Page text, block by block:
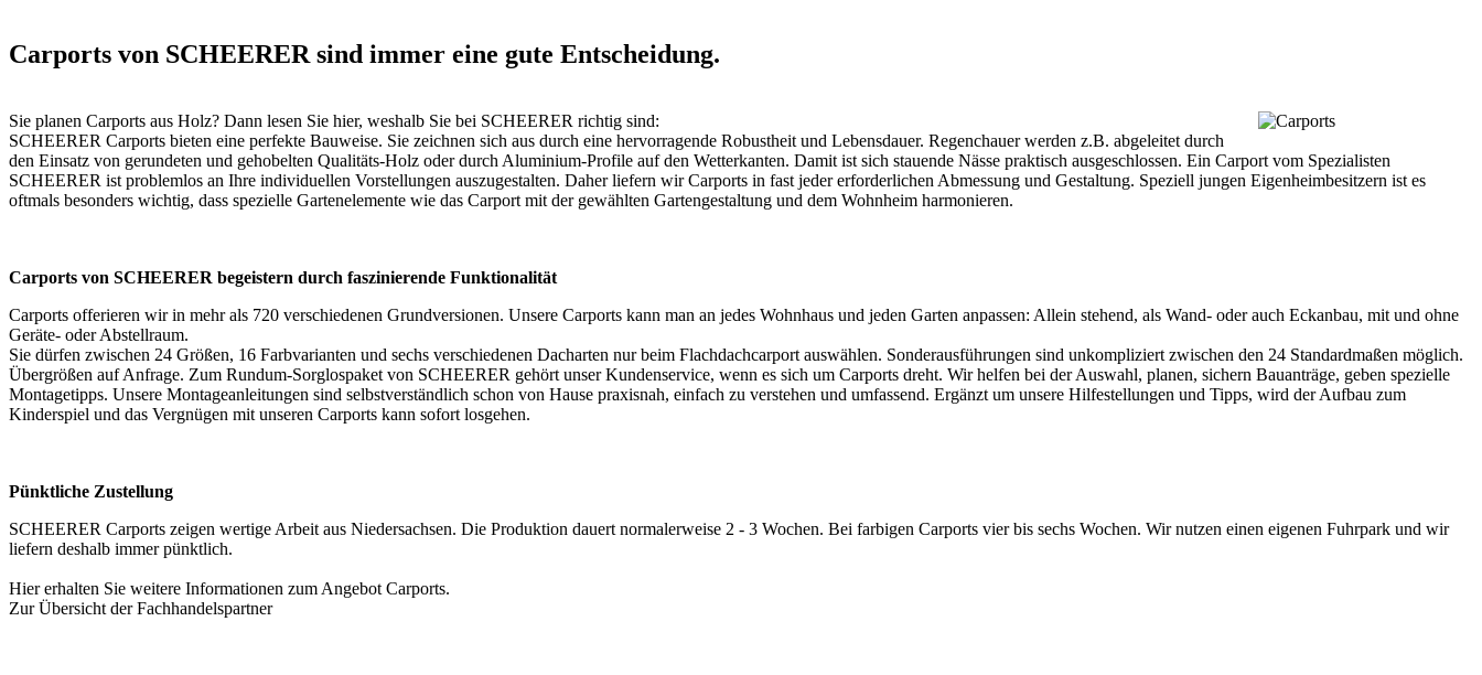
Carports von SCHEERER sind immer eine gute Entscheidung.
Sie planen Carports aus Holz? Dann lesen Sie hier, weshalb Sie bei SCHEERER richtig sind:
SCHEERER Carports bieten eine perfekte Bauweise. Sie zeichnen sich aus durch eine hervorragende Robustheit und Lebensdauer. Regenchauer werden z.B. abgeleitet durch
den Einsatz von gerundeten und gehobelten Qualitäts-Holz oder durch Aluminium-Profile auf den Wetterkanten. Damit ist sich stauende Nässe praktisch ausgeschlossen. Ein Carport vom Spezialisten
SCHEERER ist problemlos an Ihre individuellen Vorstellungen auszugestalten. Daher liefern wir Carports in fast jeder erforderlichen Abmessung und Gestaltung. Speziell jungen Eigenheimbesitzern ist es
oftmals besonders wichtig, dass spezielle Gartenelemente wie das Carport mit der gewählten Gartengestaltung und dem Wohnheim harmonieren.
Carports von SCHEERER begeistern durch faszinierende Funktionalität
Carports offerieren wir in mehr als 720 verschiedenen Grundversionen. Unsere Carports kann man an jedes Wohnhaus und jeden Garten anpassen: Allein stehend, als Wand- oder auch Eckanbau, mit und ohne
Geräte- oder Abstellraum.
Sie dürfen zwischen 24 Größen, 16 Farbvarianten und sechs verschiedenen Dacharten nur beim Flachdachcarport auswählen. Sonderausführungen sind unkompliziert zwischen den 24 Standardmaßen möglich.
Übergrößen auf Anfrage. Zum Rundum-Sorglospaket von SCHEERER gehört unser Kundenservice, wenn es sich um Carports dreht. Wir helfen bei der Auswahl, planen, sichern Bauanträge, geben spezielle
Montagetipps. Unsere Montageanleitungen sind selbstverständlich schon von Hause praxisnah, einfach zu verstehen und umfassend. Ergänzt um unsere Hilfestellungen und Tipps, wird der Aufbau zum
Kinderspiel und das Vergnügen mit unseren Carports kann sofort losgehen.
Pünktliche Zustellung
SCHEERER Carports zeigen wertige Arbeit aus Niedersachsen. Die Produktion dauert normalerweise 2 - 3 Wochen. Bei farbigen Carports vier bis sechs Wochen. Wir nutzen einen eigenen Fuhrpark und wir
liefern deshalb immer pünktlich.
Hier erhalten Sie weitere Informationen zum Angebot Carports.
Zur Übersicht derFachhandelspartner